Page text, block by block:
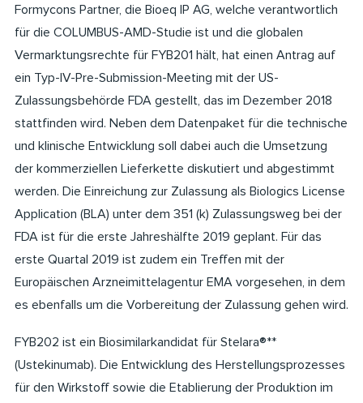
Formycons Partner, die Bioeq IP AG, welche verantwortlich
für die COLUMBUS-AMD-Studie ist und die globalen
Vermarktungsrechte für FYB201 hält, hat einen Antrag auf
ein Typ-IV-Pre-Submission-Meeting mit der US-
Zulassungsbehörde FDA gestellt, das im Dezember 2018
stattfinden wird. Neben dem Datenpaket für die technische
und klinische Entwicklung soll dabei auch die Umsetzung
der kommerziellen Lieferkette diskutiert und abgestimmt
werden. Die Einreichung zur Zulassung als Biologics License
Application (BLA) unter dem 351 (k) Zulassungsweg bei der
FDA ist für die erste Jahreshälfte 2019 geplant. Für das
erste Quartal 2019 ist zudem ein Treffen mit der
Europäischen Arzneimittelagentur EMA vorgesehen, in dem
es ebenfalls um die Vorbereitung der Zulassung gehen wird.
FYB202 ist ein Biosimilarkandidat für Stelara®**
(Ustekinumab). Die Entwicklung des Herstellungsprozesses
für den Wirkstoff sowie die Etablierung der Produktion im